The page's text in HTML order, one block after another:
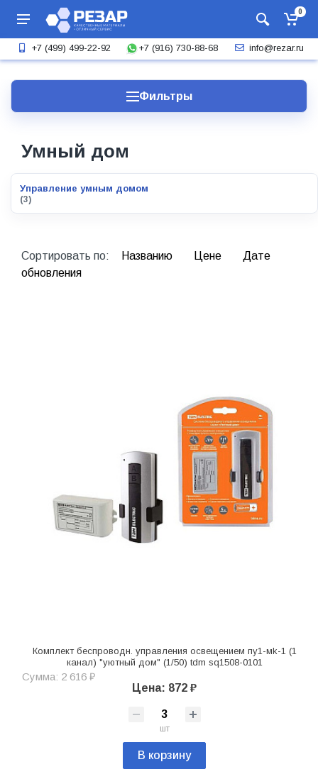
0
+7 (499) 499-22-92 +7 (916) 730-88-68 info@rezar.ru
Фильтры
Умный дом
Управление умным домом
(3)
Сортировать по: Названию Цене
Дате
обновления
Комплект беспроводн. управления освещением пу1-мk-1 (1
канал) "уютный дом" (1/50) tdm sq1508-0101
Сумма: 2 616 ₽
Цена: 872 ₽
шт
В корзину